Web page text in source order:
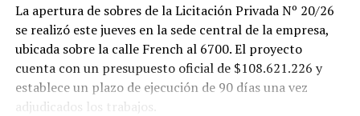
La apertura de sobres de la Licitación Privada Nº 20/26
se realizó este jueves en la sede central de la empresa,
ubicada sobre la calle French al 6700. El proyecto
cuenta con un presupuesto oficial de $108.621.226 y
establece un plazo de ejecución de 90 días una vez
adjudicados los trabajos.